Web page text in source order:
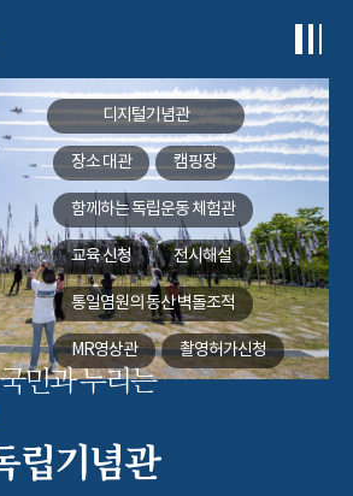
디지털기념관
장소 대관 캠핑장
함께하는독립운동 체험관
교육 신청 전시해설
통일염원의 동산벽돌조적
MR영상관 촬영허가신청
민과 누리는
립기념관